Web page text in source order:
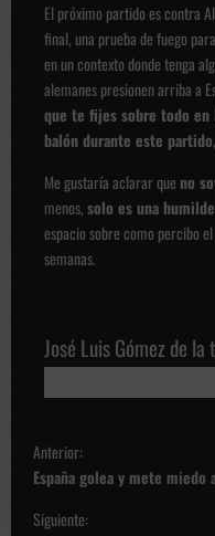
El próximo partido es contra
final, una prueba de fuego
en un contexto donde tenga
alemanes presionen arriba a
que te fijes sobre todo
balón durante este
Me gustaría aclarar que no
menos,solo es una
espacio sobre como percibo
semanas.
José Luis Gómez de
N
a
v
Anterior:
España golea y mete miedo
Siguiente: